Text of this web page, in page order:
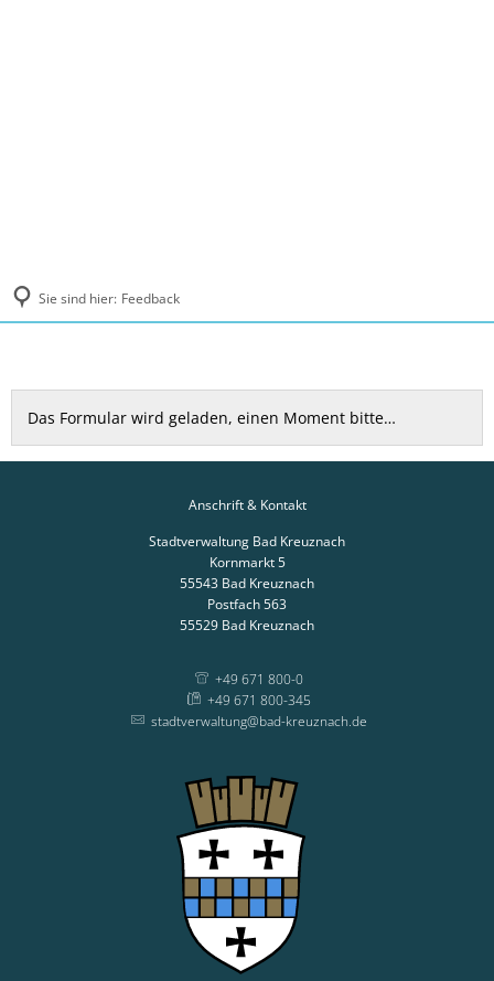
Sie sind hier: Feedback
Feedback
Das Formular wird geladen, einen Moment bitte…
Anschrift & Kontakt
Stadtverwaltung Bad Kreuznach
Kornmarkt 5
55543 Bad Kreuznach
Postfach 563
55529 Bad Kreuznach
+49 671 800-0
+49 671 800-345
stadtverwaltung@bad-kreuznach.de